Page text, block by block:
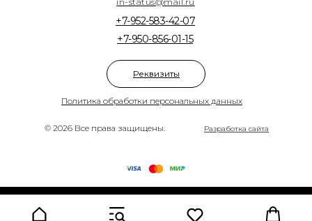
© 2026 Все права защищены.
Политика обработки персональных данных
+7-950-856-01-15
+7-952-583-42-07
Разработка сайта
Реквизиты
Made on Tilda